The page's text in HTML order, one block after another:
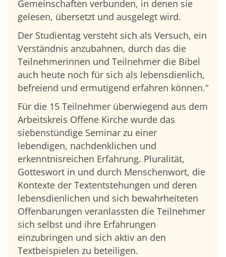
Gemeinschaften verbunden, in denen sie
gelesen, übersetzt und ausgelegt wird.
Der Studientag versteht sich als Versuch, ein
Verständnis anzubahnen, durch das die
Teilnehmerinnen und Teilnehmer die Bibel
auch heute noch für sich als lebensdienlich,
befreiend und ermutigend erfahren können.“
Für die 15 Teilnehmer überwiegend aus dem
Arbeitskreis Offene Kirche wurde das
siebenstündige Seminar zu einer
lebendigen, nachdenklichen und
erkenntnisreichen Erfahrung. Pluralität,
Gotteswort in und durch Menschenwort, die
Kontexte der Textentstehungen und deren
lebensdienlichen und sich bewahrheiteten
Offenbarungen veranlassten die Teilnehmer
sich selbst und ihre Erfahrungen
einzubringen und sich aktiv an den
Textbeispielen zu beteiligen.